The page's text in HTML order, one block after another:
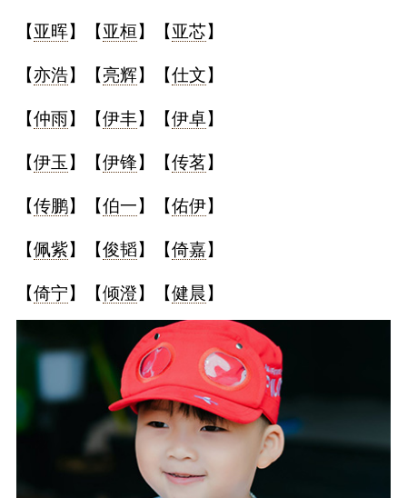
【亚晖】【亚桓】【亚芯】
【亦浩】【亮辉】【仕文】
【仲雨】【伊丰】【伊卓】
【伊玉 】【伊锋】【传茗】
【传鹏】【伯一】【佑伊】
【佩紫】【俊韬】【倚嘉】
【倚宁】【倾澄】【健晨】